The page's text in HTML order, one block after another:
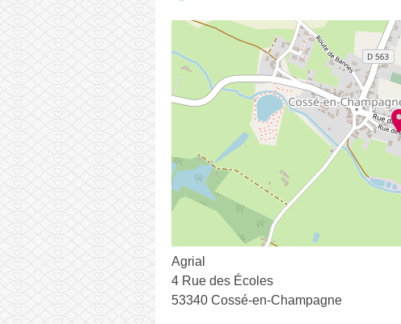
Agrial
4 Rue des Écoles
53340 Cossé-en-Champagne